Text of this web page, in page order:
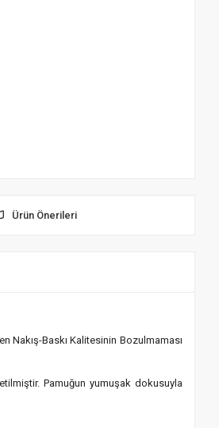
Ürün Önerileri
Nakış-Baskı Kalitesinin Bozulmaması
Pamuğun yumuşak dokusuyla